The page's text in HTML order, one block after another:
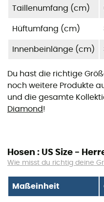
Taillenumfang (cm)
Hüftumfang (cm)
Innenbeinlänge (cm)
Du hast die richtige
noch weitere Produkte
und die gesamte
Diamond!
Hosen : US Size -
Wie misst du richtig deine
Maßeinheit